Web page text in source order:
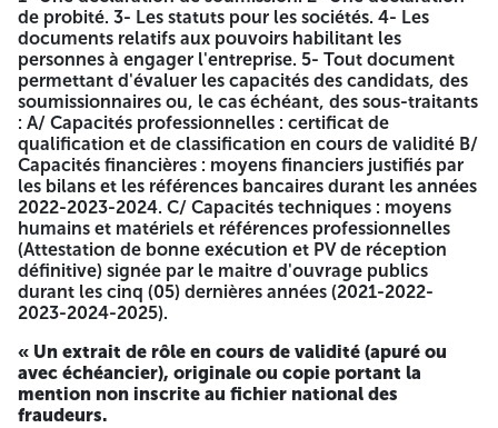
32
LOGEMENTS
DGSN BATNA
Travaux de
peinture
33
CITE 15+15
LOGEMENTS
(SANTE +
EDUCATION) A
BATNA
Travaux de
peinture
34
CITE 30
LOGEMENTS LSP
A BATNA
Travaux de
peinture
35
CITE 160/300
SONATIB A (ILOT
01)
REFREFCTION
DES VIDES
SANITAIRE
CITE 160/300
SONATIB (ILOT 01)
SANITAIRE
37
CITE 130/350
LOGTS PAF ILOT
01
REFREFCTION
DES VIDES
de probité. 3- Les statuts pour les sociétés. 4- Les
documents relatifs aux pouvoirs habilitant les
personnes à engager l'entreprise. 5- Tout document
permettant d'évaluer les capacités des candidats, des
soumissionnaires ou, le cas échéant, des sous-traitants
: A/ Capacités professionnelles : certificat de
qualification et de classification en cours de validité B/
Capacités financières : moyens financiers justifiés par
les bilans et les références bancaires durant les années
2022-2023-2024. C/ Capacités techniques : moyens
humains et matériels et références professionnelles
(Attestation de bonne exécution et PV de réception
définitive) signée par le maitre d'ouvrage publics
durant les cinq (05) dernières années (2021-2022-
2023-2024-2025).
« Un extrait de rôle en cours de validité (apuré ou
avec échéancier), originale ou copie portant la
mention non inscrite au fichier national des
fraudeurs.